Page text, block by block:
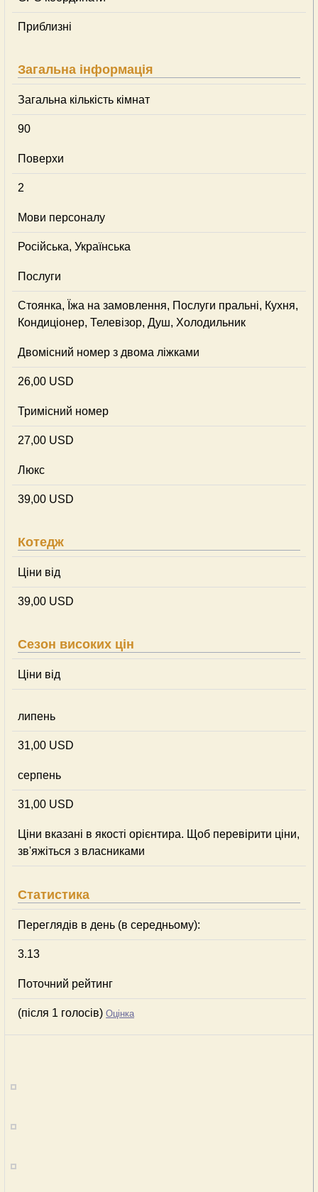
Приблизні
Загальна інформація
Загальна кількість кімнат
90
Поверхи
2
Мови персоналу
Російська, Українська
Послуги
Стоянка, Їжа на замовлення, Послуги пральні, Кухня,
Кондиціонер, Телевізор, Душ, Холодильник
Двомісний номер з двома ліжками
26,00 USD
Тримісний номер
27,00 USD
Люкс
39,00 USD
Котедж
Ціни від
39,00 USD
Сезон високих цін
Ціни від
липень
31,00 USD
серпень
31,00 USD
Ціни вказані в якості орієнтира. Щоб перевірити ціни,
зв'яжіться з власниками
Статистика
Переглядів в день (в середньому):
3.13
Поточний рейтинг
(після 1 голосів) Оцінка